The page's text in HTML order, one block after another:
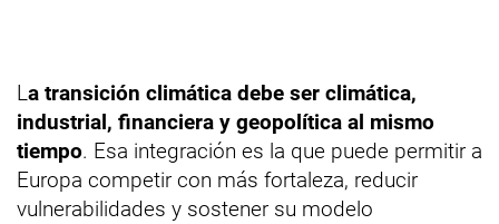
La transición climática debe ser climática,
industrial, financiera y geopolítica al mismo
tiempo. Esa integración es la que puede permitir a
Europa competir con más fortaleza, reducir
vulnerabilidades y sostener su modelo